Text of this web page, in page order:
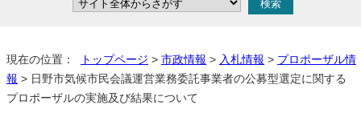
現在の位置： トップページ > 市政情報 > 入札情報 > プロポーザル情
報 > 日野市気候市民会議運営業務委託事業者の公募型選定に関する
プロポーザルの実施及び結果について